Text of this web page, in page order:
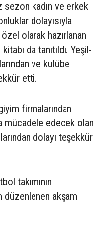
sezon kadın ve erkek
dolayısıyla
olarak hazırlanan
da tanıtıldı. Yeşil-
ve kulübe
etti.
firmalarından
mücadele edecek olan
dolayı teşekkür
takımının
düzenlenen akşam